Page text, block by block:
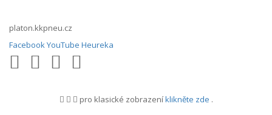
platon.kkpneu.cz
FacebookYouTube Heureka
pro klasické zobrazeníklikněte zde .